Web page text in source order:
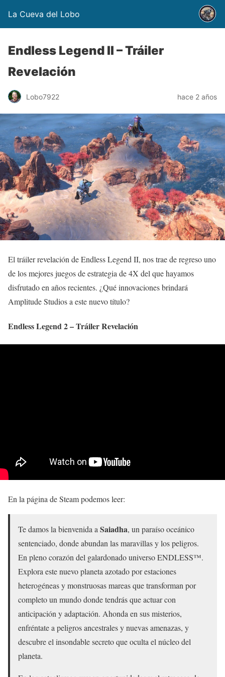
La Cueva del Lobo
Endless Legend II – Tráiler
Revelación
Lobo7922 hace 2 años
El tráiler revelación de Endless Legend II, nos trae de regreso uno
de los mejores juegos de estrategia de 4X del que hayamos
disfrutado en años recientes. ¿Qué innovaciones brindará
Amplitude Studios a este nuevo título?
Endless Legend 2 – Tráiler Revelación
En la página de Steam podemos leer:
Te damos la bienvenida a Saiadha, un paraíso oceánico
sentenciado, donde abundan las maravillas y los peligros.
En pleno corazón del galardonado universo ENDLESS™.
Explora este nuevo planeta azotado por estaciones
heterogéneas y monstruosas mareas que transforman por
completo un mundo donde tendrás que actuar con
anticipación y adaptación. Ahonda en sus misterios,
enfréntate a peligros ancestrales y nuevas amenazas, y
descubre el insondable secreto que oculta el núcleo del
planeta.